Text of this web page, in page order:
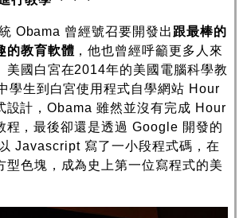
Obama 曾經號召要開發出 跟最棒的
的教育軟體 ，他也曾經呼籲更多人來
美國白宮在2014年的美國電腦科學教
學生到白宮使用程式自學網站 Hour
設計，Obama 雖然並沒有完成 Hour
程，最後卻還是透過 Google 開發的
Javascript 寫了一小段程式碼，在
型色塊，成為史上第一位寫程式的美